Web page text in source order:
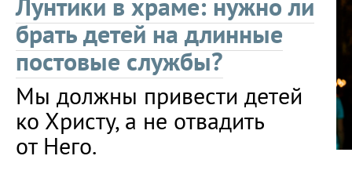
брать детей на длинные
постовые службы?
Мы должны привести детей
ко Христу, а не отвадить
от Него.